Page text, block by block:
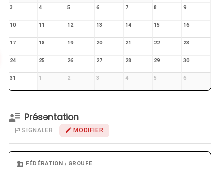
3 4 5 6 7 8 9
10 11 12 13 14 15 16
17 18 19 20 21 22 23
24 25 26 27 28 29 30
31 1 2 3 4 5 6
Présentation
SIGNALER MODIFIER
FÉDÉRATION / GROUPE